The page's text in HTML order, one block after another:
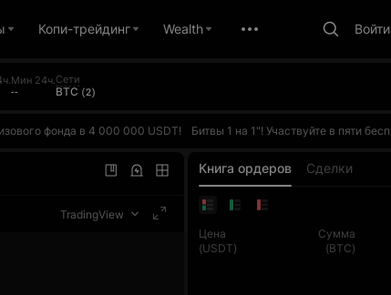
Копи-трейдинг Wealth Войти
Мин 24ч.
--
Сети
BTC (2)
фонда в 4 000 000 USDT!
Битвы 1 на 1"! Участвуйте в пяти бесплатных битвах с ИИ, соревнуясь в достижении самой высокой доходности. Побеждайте, зарабатывайте очки и поднимайтесь в рейтинге дня. Ежедневно победитель будет забирать до 10 000 USDT. Каждая фьючерсная сделка также учитывается в конкурсе объёма торгов, победитель каждого этапа которого заберет 100 000 USDT. Получайте двойные награды за торговлю!Зарегистрируйтесь прямо сейчас, сразитесь с AI Master и заберите часть призового фонда в 4 000 000 USDT! 🌟 Особенн
TradingView
Книга ордеров Сделки
Цена
(USDT)
Сумма
(BTC)